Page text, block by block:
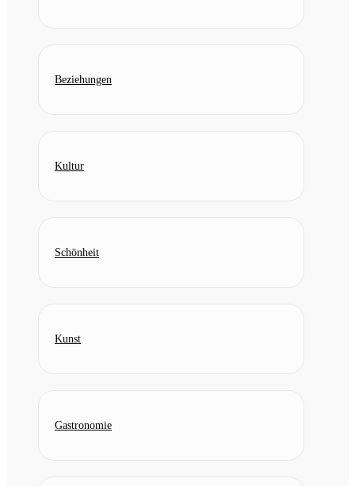
Beziehungen
Kultur
Schönheit
Kunst
Gastronomie